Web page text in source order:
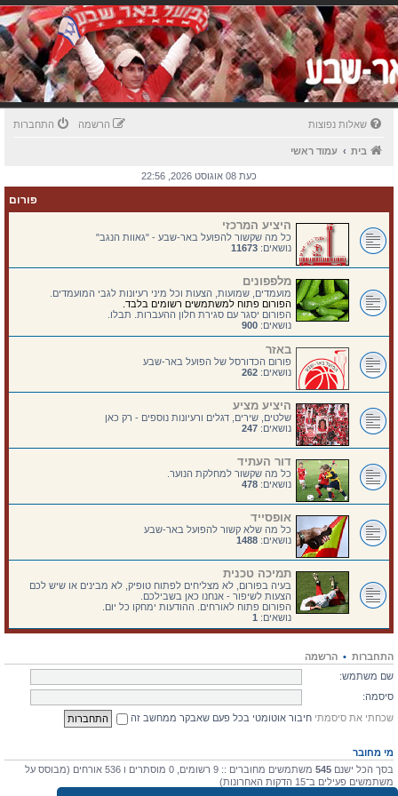
שאלות נפוצות התחברות הרשמה
בית עמוד ראשי
כעת 08 אוגוסט 2026, 22:56
פורום
היציע המרכזי
כל מה שקשור להפועל באר-שבע - "גאוות הנגב"
נושאים: 11673
מלפפונים
מועמדים, שמועות, הצעות וכל מיני רעיונות לגבי המועמדים.
הפורום פתוח למשתמשים רשומים בלבד.
הפורום יסגר עם סגירת חלון ההעברות. תבלו.
נושאים: 900
באזר
פורום הכדורסל של הפועל באר-שבע
נושאים: 262
היציע מציע
שלטים, שירים, דגלים ורעיונות נוספים - רק כאן
נושאים: 247
דור העתיד
כל מה שקשור למחלקת הנוער.
נושאים: 478
אופסייד
כל מה שלא קשור להפועל באר-שבע
נושאים: 1488
תמיכה טכנית
בעיה בפורום, לא מצליחים לפתוח טופיק, לא מבינים או שיש לכם
הצעות לשיפור - אנחנו כאן בשבילכם.
הפורום פתוח לאורחים. ההודעות ימחקו כל יום.
נושאים: 1
התחברות • הרשמה
שם משתמש:
סיסמה:
שכחתי את סיסמתי חיבור אוטומטי בכל פעם שאבקר ממחשב זה
מי מחובר
בסך הכל ישנם 545
משתמשים מחוברים :: 9 רשומים, 0 מוסתרים ו 536 אורחים (מבוסס על
משתמשים פעילים ב־15 הדקות האחרונות)